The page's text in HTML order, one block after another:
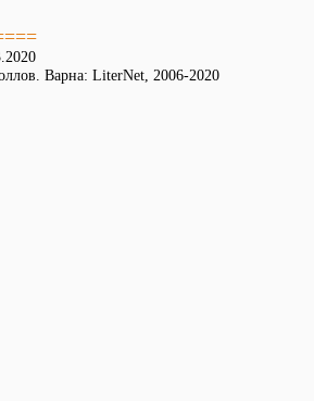
Варна: LiterNet, 2006-2020